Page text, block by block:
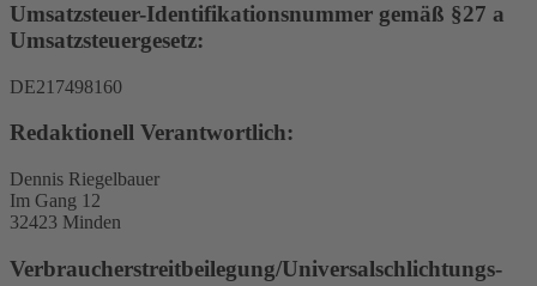
Umsatzsteuer-Identifikationsnummer gemäß §27 a
Umsatzsteuergesetz:
DE217498160
Redaktionell Verantwortlich:
Dennis Riegelbauer
Im Gang 12
32423 Minden
Verbraucher­streit­beilegung/Universal­schlichtungs­